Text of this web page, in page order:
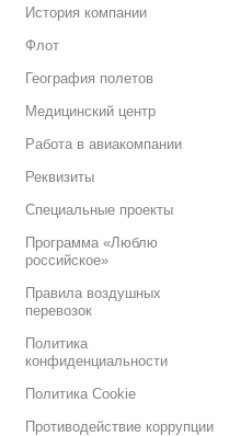
История компании
Флот
География полетов
Медицинский центр
Работа в авиакомпании
Реквизиты
Специальные проекты
Программа «Люблю
российское»
Правила воздушных
перевозок
Политика
конфиденциальности
Политика Cookie
Противодействие коррупции